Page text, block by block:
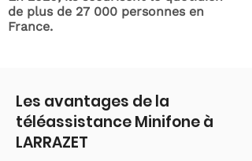
de plus de 27 000 personnes en
France.
Les avantages de la
téléassistance Minifone à
LARRAZET